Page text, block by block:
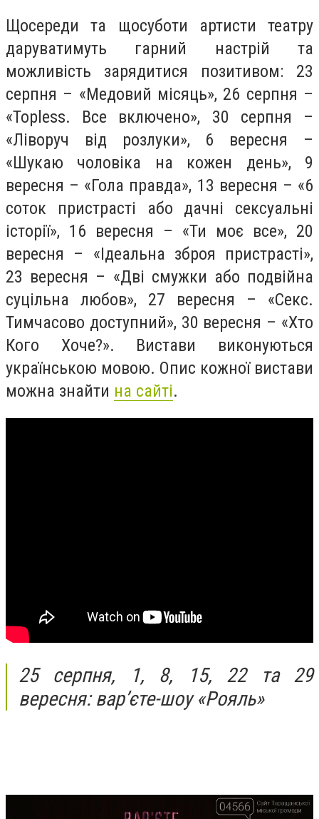
Щосереди та щосуботи артисти театру
даруватимуть гарний настрій та
можливість зарядитися позитивом: 23
серпня – «Медовий місяць», 26 серпня –
«Topless. Все включено», 30 серпня –
«Ліворуч від розлуки», 6 вересня –
«Шукаю чоловіка на кожен день», 9
вересня – «Гола правда», 13 вересня – «6
соток пристрасті або дачні сексуальні
історії», 16 вересня – «Ти моє все», 20
вересня – «Ідеальна зброя пристрасті»,
23 вересня – «Дві смужки або подвійна
суцільна любов», 27 вересня – «Секс.
Тимчасово доступний», 30 вересня – «Хто
Кого Хоче?». Вистави виконуються
українською мовою. Опис кожної вистави
можна знайти на сайті.
25 серпня, 1, 8, 15, 22 та 29
вересня: вар’єте-шоу «Рояль»